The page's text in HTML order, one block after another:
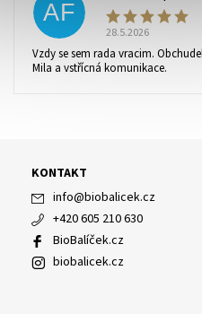
AF
28.5.2026
Vzdy se sem rada vracim.
Mila a vstřícná komunikace.
KONTAKT
info@biobalicek.cz
+420 605 210 630
BioBalíček.cz
biobalicek.cz